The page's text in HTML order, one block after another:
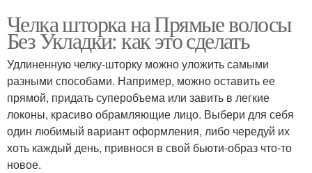
Челка шторка на Прямые волосы
Без Укладки: как это сделать
Удлиненную челку-шторку можно уложить самыми
разными способами. Например, можно оставить ее
прямой, придать суперобъема или завить в легкие
локоны, красиво обрамляющие лицо. Выбери для себя
один любимый вариант оформления, либо чередуй их
хоть каждый день, привнося в свой бьюти-образ что-то
новое.